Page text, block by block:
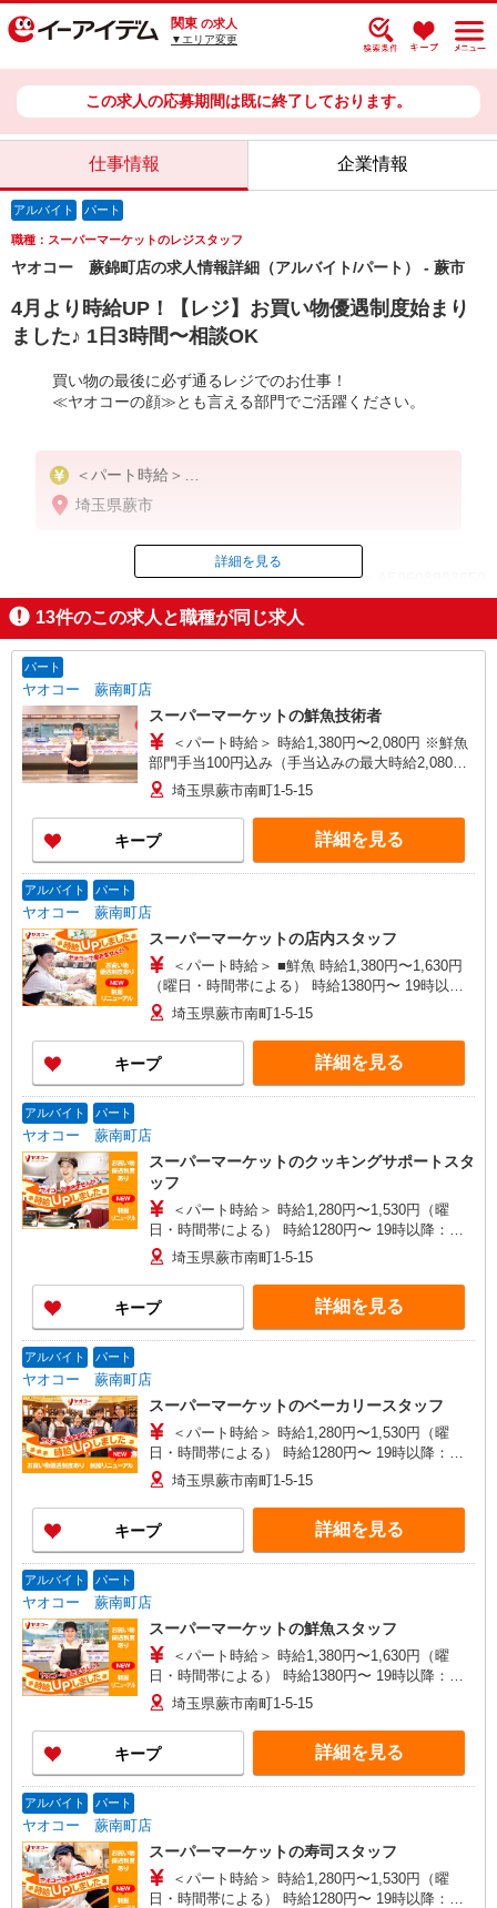
関東 の求人
▼エリア変更
この求人の応募期間は既に終了しております。
仕事情報 企業情報
アルバイト パート
職種：スーパーマーケットのレジスタッフ
ヤオコー 蕨錦町店の求人情報詳細（アルバイト/パート） - 蕨市
4月より時給UP！【レジ】お買い物優遇制度始まり
ました♪ 1日3時間〜相談OK
買い物の最後に必ず通るレジでのお仕事！
≪ヤオコーの顔≫とも言える部門でご活躍ください。
＜パート時給＞
時給1,280円〜1,430円（曜日・時間帯による）
時給1280円〜
★日・祝＋250円
※アルバイトさんの時給や募集内容はお問い合わせ
ください
埼玉県蕨市
ID：AE0608963650
掲載期間終了
詳細を見る
13件のこの求人と職種が同じ求人
パート
ヤオコー 蕨南町店
スーパーマーケットの鮮魚技術者
＜パート時給＞ 時給1,380円〜2,080円 ※鮮魚
部門手当100円込み（手当込みの最大時給2,080
円） ★19時以降＋150円 ★土・日・祝＋100円 ※
時給は技術試験により決定します
埼玉県蕨市南町1-5-15
キープ 詳細を見る
アルバイト パート
ヤオコー 蕨南町店
スーパーマーケットの店内スタッフ
＜パート時給＞ ■鮮魚 時給1,380円〜1,630円
（曜日・時間帯による） 時給1380円〜 19時以
降：時給1530円〜 ★土曜＋100円 ★日・祝＋100
円 ■鮮魚以外 時給1,280円〜1,530円（曜日・時間
帯による） 時給1280円〜 19時以降：時給1430
円〜 ★土曜＋100円 ★日・祝＋100円 ※アルバイ
トさんの時給や募集内容はお問い合わせください
埼玉県蕨市南町1-5-15
キープ 詳細を見る
アルバイト パート
ヤオコー 蕨南町店
スーパーマーケットのクッキングサポートスタ
ッフ
＜パート時給＞ 時給1,280円〜1,530円（曜
日・時間帯による） 時給1280円〜 19時以降：時
給1430円〜 ★土曜＋100円 ★日・祝＋100円 ※ア
ルバイトさんの時給や募集内容はお問い合わせく
ださい
埼玉県蕨市南町1-5-15
キープ 詳細を見る
アルバイト パート
ヤオコー 蕨南町店
スーパーマーケットのベーカリースタッフ
＜パート時給＞ 時給1,280円〜1,530円（曜
日・時間帯による） 時給1280円〜 19時以降：時
給1430円〜 ★土曜＋100円 ★日・祝＋100円 ※ア
ルバイトさんの時給や募集内容はお問い合わせく
ださい
埼玉県蕨市南町1-5-15
キープ 詳細を見る
アルバイト パート
ヤオコー 蕨南町店
スーパーマーケットの鮮魚スタッフ
＜パート時給＞ 時給1,380円〜1,630円（曜
日・時間帯による） 時給1380円〜 19時以降：時
給1530円〜 ★土曜＋100円 ★日・祝＋100円 ※ア
ルバイトさんの時給や募集内容はお問い合わせく
ださい
埼玉県蕨市南町1-5-15
キープ 詳細を見る
アルバイト パート
ヤオコー 蕨南町店
スーパーマーケットの寿司スタッフ
＜パート時給＞ 時給1,280円〜1,530円（曜
日・時間帯による） 時給1280円〜 19時以降：時